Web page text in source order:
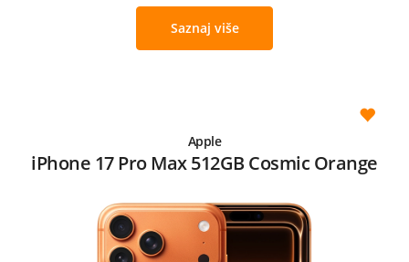
Saznaj više
Apple
iPhone 17 Pro Max 512GB Cosmic Orange